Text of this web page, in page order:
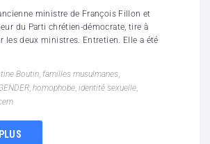
ministre de François Fillon et
du Parti chrétien-démocrate, tire à
les deux ministres. Entretien. Elle a été
Boutin, familles musulmanes,
, homophobe, identité sexuelle,